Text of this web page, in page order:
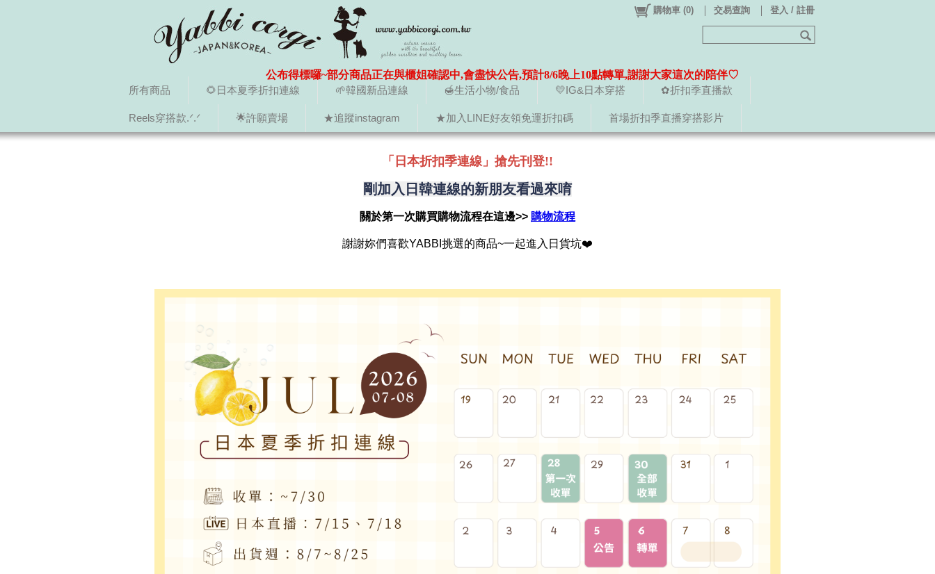
所有商品 🌻日本夏季折扣連線 🌱韓國新品連線 🍯生活小物/食品 💛IG&日本穿搭 ✿折扣季直播款
Reels穿搭款.ᐟ.ᐟ 🌟許願賣場 ★追蹤instagram ★加入LINE好友領免運折扣碼 首場折扣季直播穿搭影片
購物車 (0) 交易查詢 登入 / 註冊
公布得標囉~部分商品正在與櫃姐確認中,會盡快公告,預計8/6晚上10點轉單,謝謝大家這次的陪伴♡